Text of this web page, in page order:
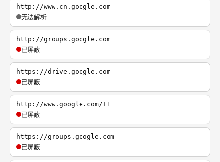
http://www.cn.google.com
无法解析
http://groups.google.com
已屏蔽
https://drive.google.com
已屏蔽
http://www.google.com/+1
已屏蔽
https://groups.google.com
已屏蔽